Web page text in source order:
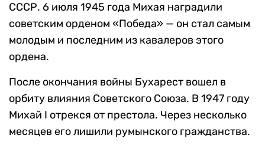
СССР. 6 июля 1945 года Михая наградили
советским орденом «Победа» — он стал самым
молодым и последним из кавалеров этого
ордена.
После окончания войны Бухарест вошел в
орбиту влияния Советского Союза. В 1947 году
Михай I отрекся от престола. Через несколько
месяцев его лишили румынского гражданства.